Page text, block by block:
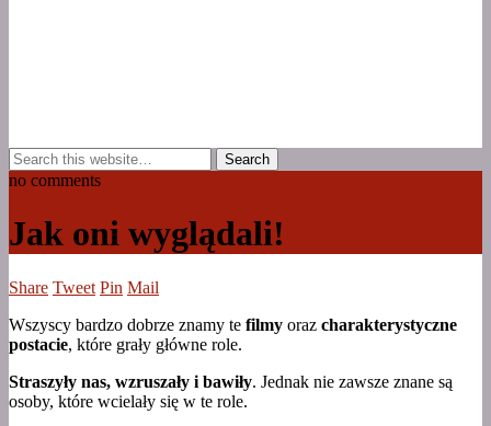
no comments
Jak oni wyglądali!
Share Tweet Pin Mail
Wszyscy bardzo dobrze znamy te filmy oraz charakterystyczne
postacie, które grały główne role.
Straszyły nas, wzruszały i bawiły. Jednak nie zawsze znane są
osoby, które wcielały się w te role.